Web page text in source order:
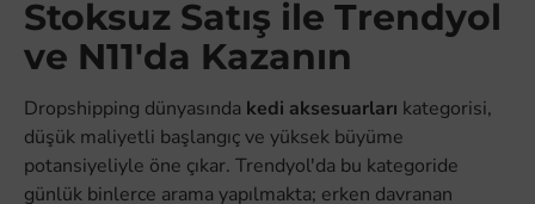
Stoksuz Satış ile Trendyol
ve N11'da Kazanın
Dropshipping dünyasında kedi aksesuarları kategorisi,
düşük maliyetli başlangıç ve yüksek büyüme
potansiyeliyle öne çıkar. Trendyol'da bu kategoride
günlük binlerce arama yapılmakta; erken davranan